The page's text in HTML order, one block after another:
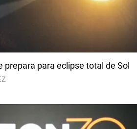
prepara para eclipse total de Sol